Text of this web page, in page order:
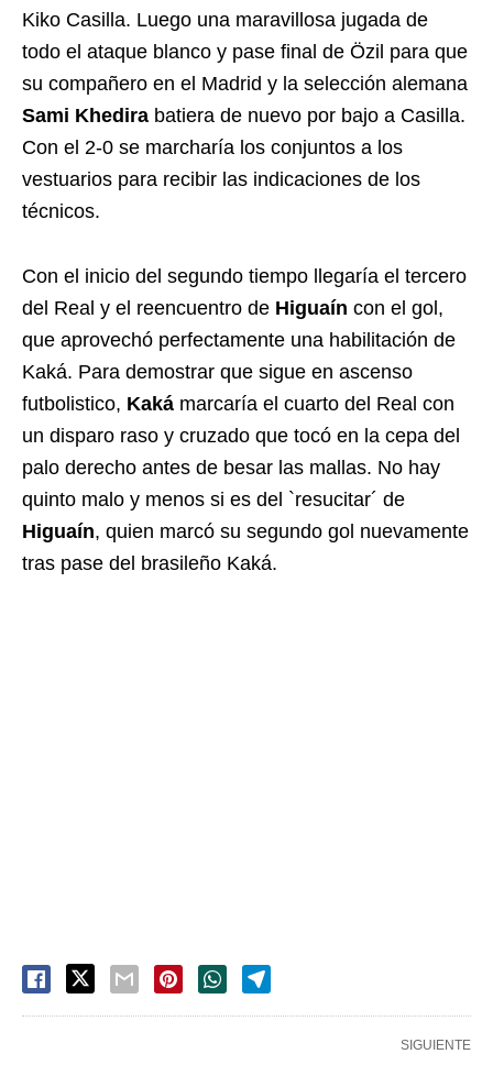
Kiko Casilla. Luego una maravillosa jugada de
todo el ataque blanco y pase final de Özil para que
su compañero en el Madrid y la selección alemana
Sami Khedira batiera de nuevo por bajo a Casilla.
Con el 2-0 se marcharía los conjuntos a los
vestuarios para recibir las indicaciones de los
técnicos.
Con el inicio del segundo tiempo llegaría el tercero
del Real y el reencuentro de Higuaín con el gol,
que aprovechó perfectamente una habilitación de
Kaká. Para demostrar que sigue en ascenso
futbolistico, Kaká marcaría el cuarto del Real con
un disparo raso y cruzado que tocó en la cepa del
palo derecho antes de besar las mallas. No hay
quinto malo y menos si es del `resucitar´ de
Higuaín, quien marcó su segundo gol nuevamente
tras pase del brasileño Kaká.
SIGUIENTE